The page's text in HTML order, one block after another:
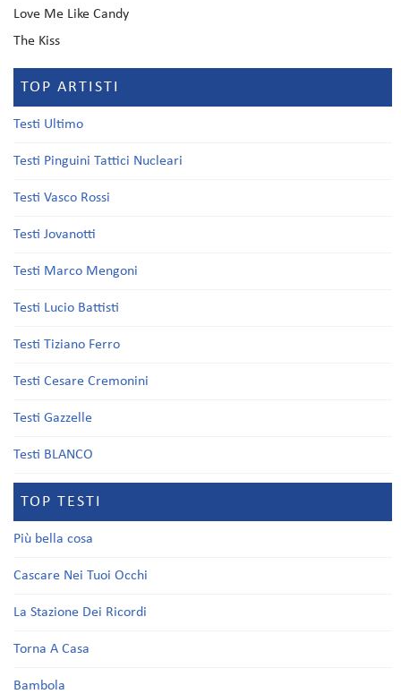
Love Me Like Candy
The Kiss
TOP ARTISTI
Testi Ultimo
Testi Pinguini Tattici Nucleari
Testi Vasco Rossi
Testi Jovanotti
Testi Marco Mengoni
Testi Lucio Battisti
Testi Tiziano Ferro
Testi Cesare Cremonini
Testi Gazzelle
Testi BLANCO
TOP TESTI
Più bella cosa
Cascare Nei Tuoi Occhi
La Stazione Dei Ricordi
Torna A Casa
Bambola